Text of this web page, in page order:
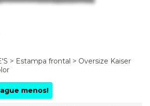
> Estampa frontal > Oversize Kaiser
menos!